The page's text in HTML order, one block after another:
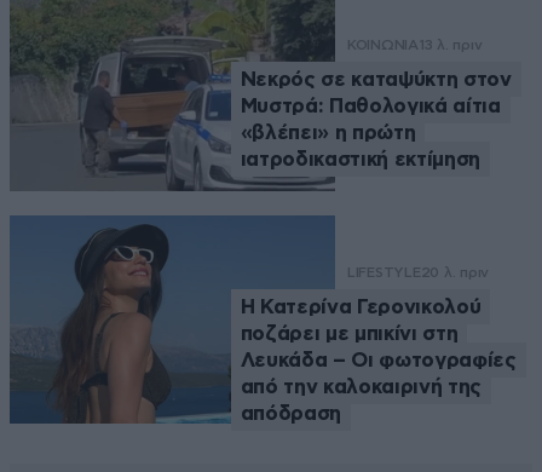
ΚΟΙΝΩΝΙΑ 13 λ. πριν
Νεκρός σε καταψύκτη στον
Μυστρά: Παθολογικά αίτια
«βλέπει» η πρώτη
ιατροδικαστική εκτίμηση
LIFESTYLE 20 λ. πριν
Η Κατερίνα Γερονικολού
ποζάρει με μπικίνι στη
Λευκάδα – Οι φωτογραφίες
από την καλοκαιρινή της
απόδραση